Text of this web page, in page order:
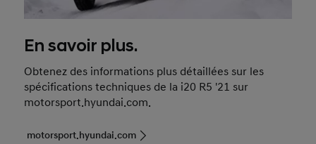
En savoir plus.
Obtenez des informations plus détaillées sur les
spécifications techniques de la i20 R5 '21 sur
motorsport.hyundai.com.
motorsport.hyundai.com